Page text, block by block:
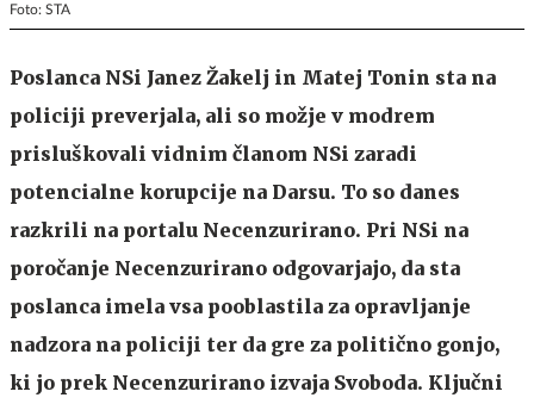
Foto: STA
Poslanca NSi Janez Žakelj in Matej Tonin sta na
policiji preverjala, ali so možje v modrem
prisluškovali vidnim članom NSi zaradi
potencialne korupcije na Darsu. To so danes
razkrili na portalu Necenzurirano. Pri NSi na
poročanje Necenzurirano odgovarjajo, da sta
poslanca imela vsa pooblastila za opravljanje
nadzora na policiji ter da gre za politično gonjo,
ki jo prek Necenzurirano izvaja Svoboda. Ključni